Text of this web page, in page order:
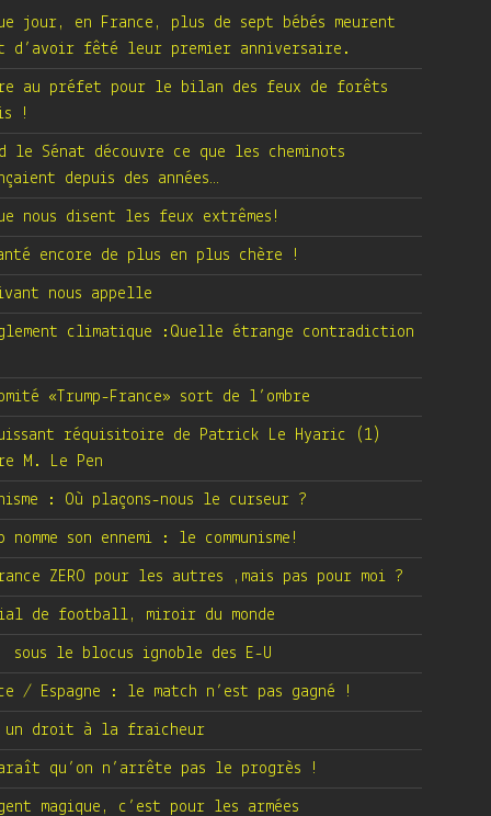
jour, en France, plus de sept bébés meurent
d’avoir fêté leur premier anniversaire.
au préfet pour le bilan des feux de forêts
!
le Sénat découvre ce que les cheminots
depuis des années…
nous disent les feux extrêmes!
encore de plus en plus chère !
nous appelle
climatique :Quelle étrange contradiction
«Trump-France» sort de l’ombre
réquisitoire de Patrick Le Hyaric (1)
M. Le Pen
: Où plaçons-nous le curseur ?
nomme son ennemi : le communisme!
ZERO pour les autres ,mais pas pour moi ?
de football, miroir du monde
sous le blocus ignoble des E-U
/ Espagne : le match n’est pas gagné !
un droit à la fraicheur
qu’on n’arrête pas le progrès !
magique, c’est pour les armées